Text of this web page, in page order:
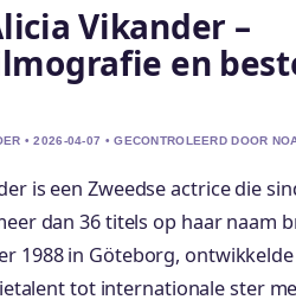
Vikander –
en
• 2026-04-07 • GECONTROLEERD DOOR
is een Zweedse actrice die
dan 36 titels op haar naam
1988 in Göteborg,
tot internationale ster